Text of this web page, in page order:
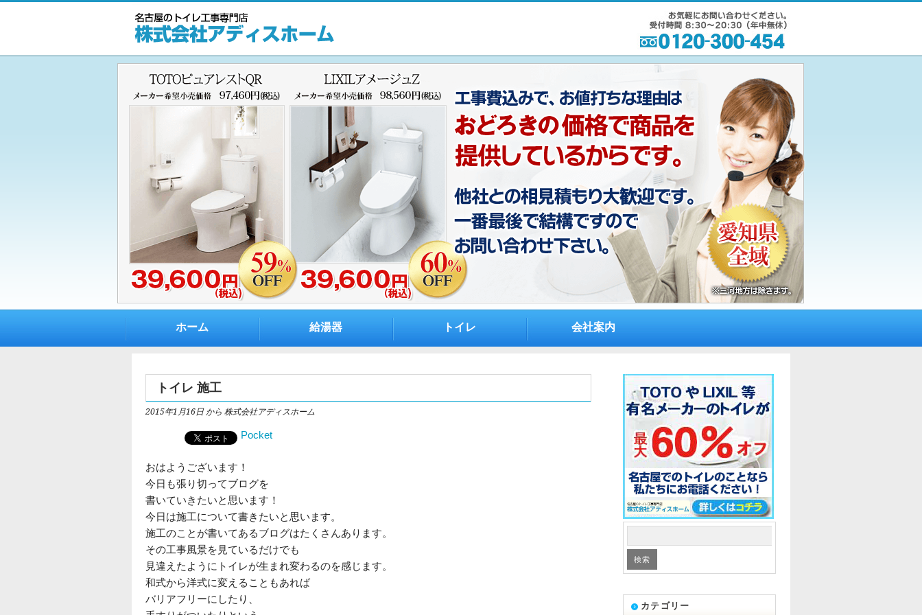
ホーム 給湯器 トイレ 会社案内
トイレ 施工
2015年1月16日 から 株式会社アディスホーム
Pocket
おはようございます！
今日も張り切ってブログを
書いていきたいと思います！
今日は施工について書きたいと思います。
施工のことが書いてあるブログはたくさんあります。
その工事風景を見ているだけでも
見違えたようにトイレが生まれ変わるのを感じます。
和式から洋式に変えることもあれば
バリアフリーにしたり、
カテゴリー